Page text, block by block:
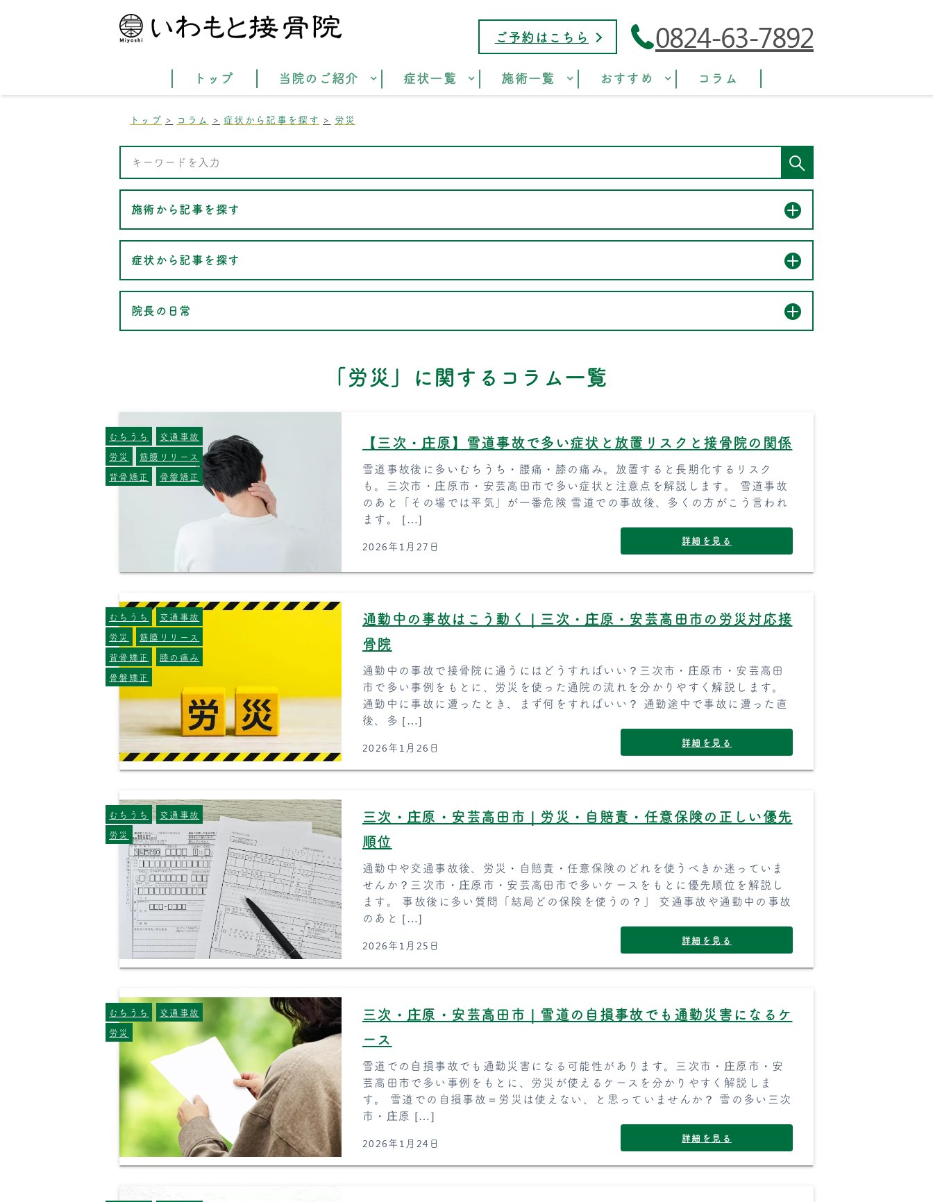
ご予約はこちら 0824-63-7892
トップ 当院のご紹介 症状一覧 施術一覧 おすすめ コラム
トップ コラム 症状から記事を探す 労災
施術から記事を探す
症状から記事を探す
院長の日常
「労災」に関するコラム一覧
【三次・庄原】雪道事故で多い症状と放置リスクと接骨院の関係
雪道事故後に多いむちうち・腰痛・膝の痛み。放置すると長期化するリスク
も。三次市・庄原市・安芸高田市で多い症状と注意点を解説します。 雪道事故
のあと「その場では平気」が一番危険 雪道での事故後、多くの方がこう言われ
ます。 […]
2026年1月27日 詳細を見る
むちうち
交通事故
労災
筋膜リリース
背骨矯正
骨盤矯正
通勤中の事故はこう動く｜三次・庄原・安芸高田市の労災対応接
骨院
通勤中の事故で接骨院に通うにはどうすればいい？三次市・庄原市・安芸高田
市で多い事例をもとに、労災を使った通院の流れを分かりやすく解説します。
通勤中に事故に遭ったとき、まず何をすればいい？ 通勤途中で事故に遭った直
後、多 […]
2026年1月26日 詳細を見る
むちうち
交通事故
労災
筋膜リリース
背骨矯正
膝の痛み
骨盤矯正
三次・庄原・安芸高田市｜労災・自賠責・任意保険の正しい優先
順位
通勤中や交通事故後、労災・自賠責・任意保険のどれを使うべきか迷っていま
せんか？三次市・庄原市・安芸高田市で多いケースをもとに優先順位を解説し
ます。 事故後に多い質問「結局どの保険を使うの？」 交通事故や通勤中の事故
のあと […]
2026年1月25日 詳細を見る
むちうち
交通事故
労災
三次・庄原・安芸高田市｜雪道の自損事故でも通勤災害になるケ
ース
雪道での自損事故でも通勤災害になる可能性があります。三次市・庄原市・安
芸高田市で多い事例をもとに、労災が使えるケースを分かりやすく解説しま
す。 雪道での自損事故＝労災は使えない、と思っていませんか？ 雪の多い三次
市・庄原 […]
2026年1月24日 詳細を見る
むちうち
交通事故
労災